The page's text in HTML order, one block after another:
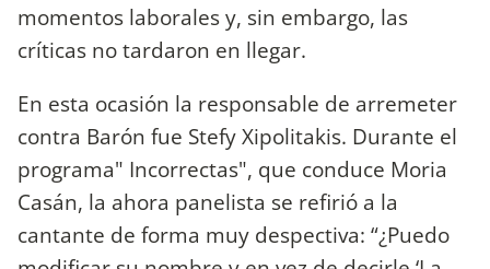
momentos laborales y, sin embargo, las
críticas no tardaron en llegar.
En esta ocasión la responsable de arremeter
contra Barón fue Stefy Xipolitakis. Durante el
programa" Incorrectas", que conduce Moria
Casán, la ahora panelista se refirió a la
cantante de forma muy despectiva: “¿Puedo